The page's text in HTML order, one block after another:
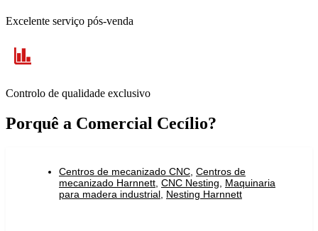
Excelente serviço pós-venda
Controlo de qualidade exclusivo
Porquê a Comercial Cecílio?
Centros de mecanizado CNC Centros de
mecanizado Harnnett CNC Nesting
Maquinaria
para madera industrial Nesting Harnnett